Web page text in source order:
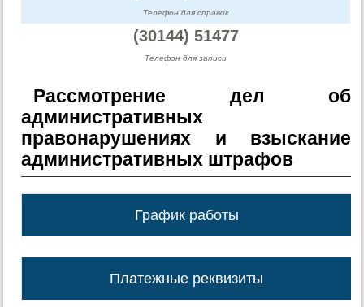
Телефон для справок
(30144) 51477
Телефон для записи
Рассмотрение дел об
административных
правонарушениях и взыскание
административных штрафов
График работы
Платежные реквизиты